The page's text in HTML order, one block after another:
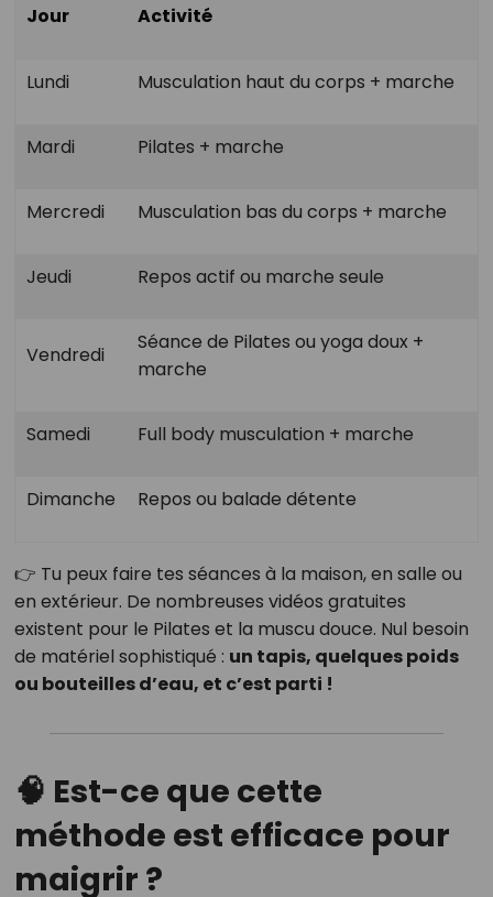
Jour Activité
Lundi Musculation haut du corps + marche
Mardi Pilates + marche
Mercredi Musculation bas du corps + marche
Jeudi Repos actif ou marche seule
Vendredi
Séance de Pilates ou yoga doux +
marche
Samedi Full body musculation + marche
Dimanche Repos ou balade détente
👉 Tu peux faire tes séances à la maison, en salle ou
en extérieur. De nombreuses vidéos gratuites
existent pour le Pilates et la muscu douce. Nul besoin
de matériel sophistiqué : un tapis, quelques poids
ou bouteilles d’eau, et c’est parti !
🧠 Est-ce que cette
méthode est efficace pour
maigrir ?